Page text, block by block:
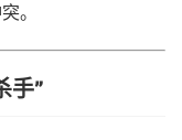
。
手”